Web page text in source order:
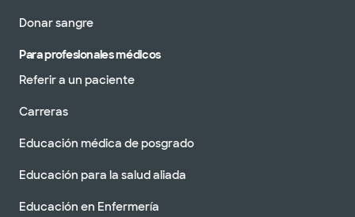
Donar sangre
Para profesionales médicos
Referir a un paciente
Carreras
Educación médica de posgrado
Educación para la salud aliada
Educación en Enfermería